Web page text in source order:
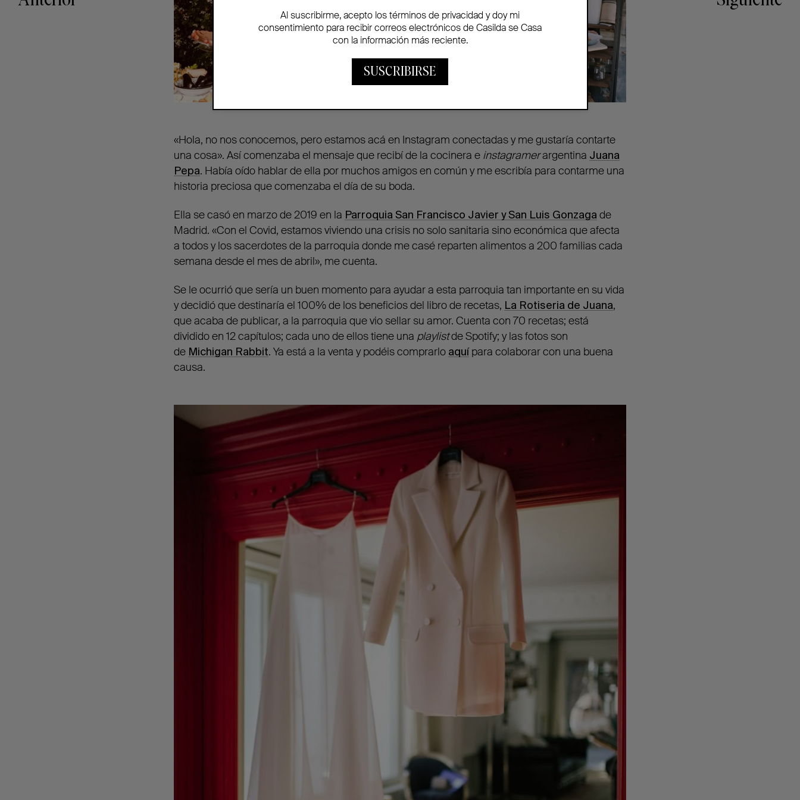
«Hola, no nos conocemos, pero estamos acá en Instagram conectadas y me gustaría contarte
una cosa». Así comenzaba el mensaje que recibí de la cocinera e instagramerargentina Juana
Pepa. Había oído hablar de ella por muchos amigos en común y me escribía para contarme una
historia preciosa que comenzaba el día de su boda.
Ella se casó en marzo de 2019 en la Parroquia San Francisco Javier y San Luis Gonzaga de
Madrid. «Con el Covid, estamos viviendo una crisis no solo sanitaria sino económica que afecta
a todos y los sacerdotes de la parroquia donde me casé reparten alimentos a 200 familias cada
semana desde el mes de abril», me cuenta.
Se le ocurrió que sería un buen momento para ayudar a esta parroquia tan importante en su vida
y decidió que destinaría el 100% de los beneficios del libro de recetas, La Rotiseria de Juana,
que acaba de publicar, a la parroquia que vio sellar su amor. Cuenta con 70 recetas; está
dividido en 12 capítulos; cada uno de ellos tiene una playlistde Spotify; y las fotos son
de Michigan Rabbit. Ya está a la venta y podéis comprarlo aquípara colaborar con una buena
causa.
Al suscribirme, acepto los términos de privacidad y doy mi
consentimiento para recibir correos electrónicos de Casilda se Casa
con la información más reciente.
SUSCRIBIRSE